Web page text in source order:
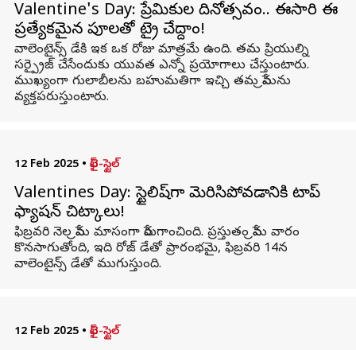
Valentine's Day: ప్రేమికుల దినోత్సవం.. ఈసారి ఈ
ప్రత్యేకమైన పూలతో ట్రై చేద్దాం!
వాలెంటైన్స్ డేకి ఇక ఒక రోజు మాత్రమే ఉంది. తమ ప్రియుల్ని
సర్ప్రైజ్ చేసేందుకు యువత ఎన్నో ప్రయోగాలు చేస్తుంటారు.
ముఖ్యంగా గులాబీలను బహుమతిగా ఇచ్చి తమ ప్రేమను
వ్యక్తపరుస్తుంటారు.
12 Feb 2025 • లైఫ్-స్టైల్
Valentines Day: స్టైలిష్‌గా మెరిసిపోవడానికి టాప్
ఫ్యాషన్ చిట్కాలు!
ఫిబ్రవరి నెల ప్రేమ మాసంగా పేరుగాంచింది. ప్రస్తుతం ప్రేమ వారం
కొనసాగుతోంది, ఇది రోజ్ డేతో ప్రారంభమై, ఫిబ్రవరి 14న
వాలెంటైన్స్ డేతో ముగుస్తుంది.
12 Feb 2025 • లైఫ్-స్టైల్